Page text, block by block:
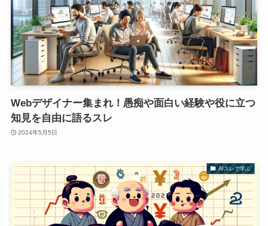
Webデザイナー集まれ！愚痴や面白い経験や役に立つ
知見を自由に語るスレ
2024年5月5日
AIスレで学ぶ